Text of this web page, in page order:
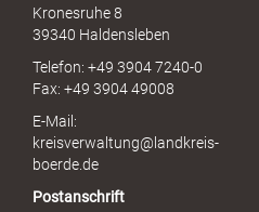
Kronesruhe 8
39340 Haldensleben
Telefon: +49 3904 7240-0
Fax: +49 3904 49008
E-Mail:
kreisverwaltung@landkreis-
boerde.de
Postanschrift